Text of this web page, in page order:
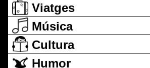
Viatges
Música
Cultura
Humor